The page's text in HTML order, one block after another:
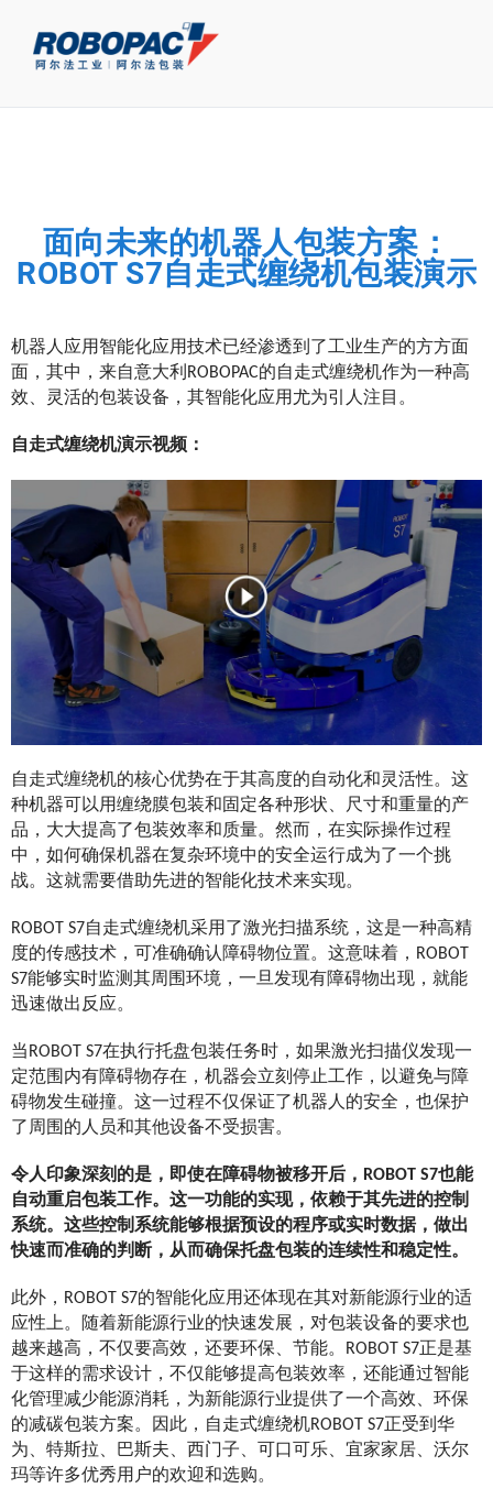
面向未来的机器人包装方案：
ROBOT S7自走式缠绕机包装演示
机器人应用智能化应用技术已经渗透到了工业生产的方方面
面，其中，来自意大利ROBOPAC的自走式缠绕机作为一种高
效、灵活的包装设备，其智能化应用尤为引人注目。
自走式缠绕机演示视频：
自走式缠绕机的核心优势在于其高度的自动化和灵活性。这
种机器可以用缠绕膜包装和固定各种形状、尺寸和重量的产
品，大大提高了包装效率和质量。然而，在实际操作过程
中，如何确保机器在复杂环境中的安全运行成为了一个挑
战。这就需要借助先进的智能化技术来实现。
ROBOT S7自走式缠绕机采用了激光扫描系统，这是一种高精
度的传感技术，可准确确认障碍物位置。这意味着，ROBOT
S7能够实时监测其周围环境，一旦发现有障碍物出现，就能
迅速做出反应。
当ROBOT S7在执行托盘包装任务时，如果激光扫描仪发现一
定范围内有障碍物存在，机器会立刻停止工作，以避免与障
碍物发生碰撞。这一过程不仅保证了机器人的安全，也保护
了周围的人员和其他设备不受损害。
令人印象深刻的是，即使在障碍物被移开后，ROBOT S7也能
自动重启包装工作。这一功能的实现，依赖于其先进的控制
系统。这些控制系统能够根据预设的程序或实时数据，做出
快速而准确的判断，从而确保托盘包装的连续性和稳定性。
此外，ROBOT S7的智能化应用还体现在其对新能源行业的适
应性上。随着新能源行业的快速发展，对包装设备的要求也
越来越高，不仅要高效，还要环保、节能。ROBOT S7正是基
于这样的需求设计，不仅能够提高包装效率，还能通过智能
化管理减少能源消耗，为新能源行业提供了一个高效、环保
的减碳包装方案。因此，自走式缠绕机ROBOT S7正受到华
为、特斯拉、巴斯夫、西门子、可口可乐、宜家家居、沃尔
玛等许多优秀用户的欢迎和选购。